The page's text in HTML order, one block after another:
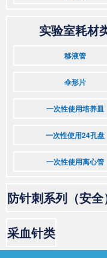
实验室耗材
移液管
伞形片
一次性使用培养皿
一次性使用24孔盘
一次性使用离心管
防针刺系列（安全
采血针类